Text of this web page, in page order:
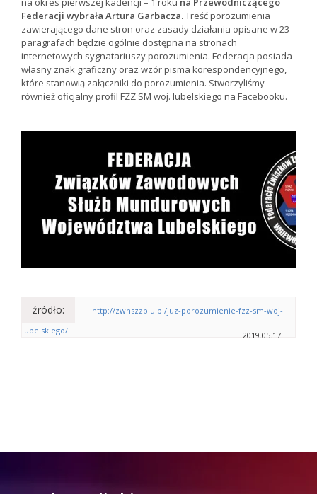
Federacji wybrała Artura Garbacza.Treść porozumienia
zawierającego dane stron oraz zasady działania opisane w 23
paragrafach będzie ogólnie dostępna na stronach
internetowych sygnatariuszy porozumienia. Federacja posiada
własny znak graficzny oraz wzór pisma korespondencyjnego,
które stanowią załączniki do porozumienia. Stworzyliśmy
również oficjalny profil FZZ SM woj. lubelskiego na Facebooku.
źródło:
http://zwnszzplu.pl/juz-porozumienie-fzz-sm-woj-
lubelskiego/
2019.05.17